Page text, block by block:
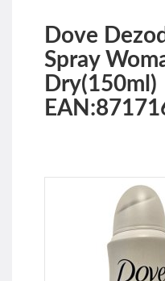
Dove
Spray
Dry(150ml)